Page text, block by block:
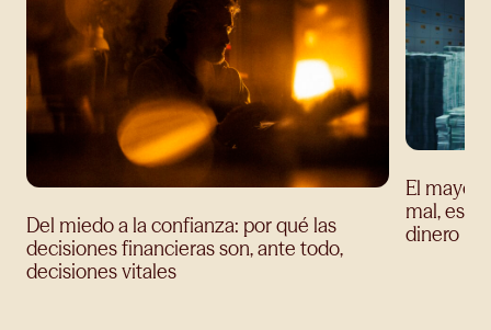
Del miedo a la confianza: por qué las
decisiones financieras son, ante todo,
decisiones vitales
El mayor
mal, es
dinero